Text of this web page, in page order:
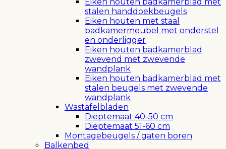
Eiken houten badkamerblad met
stalen handdoekbeugels
Eiken houten met staal
badkamermeubel met onderstel
en onderligger
Eiken houten badkamerblad
zwevend met zwevende
wandplank
Eiken houten badkamerblad met
stalen beugels met zwevende
wandplank
Wastafelbladen
Dieptemaat 40-50 cm
Dieptemaat 51-60 cm
Montagebeugels / gaten boren
Balkenbed